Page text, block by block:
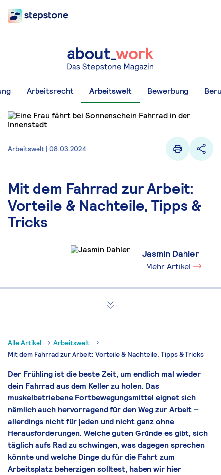
Arbeitsrecht Arbeitswelt Bewerbung
Arbeitswelt | 08.03.2024
Mit dem Fahrrad zur Arbeit:
Vorteile & Nachteile, Tipps &
Tricks
Jasmin Dahler
Mehr Artikel
Alle Artikel
Arbeitswelt
Mit dem Fahrrad zur Arbeit: Vorteile & Nachteile, Tipps & Tricks
Der Frühling ist die beste Zeit, um endlich mal wieder
dein Fahrrad aus dem Keller zu holen. Das
muskelbetriebene Fortbewegungsmittel eignet sich
nämlich auch hervorragend für den Weg zur Arbeit –
allerdings nicht für jeden und nicht ganz ohne
Herausforderungen. Welche guten Gründe es gibt, sich
täglich aufs Rad zu schwingen, was dagegen sprechen
könnte und welche Dinge du für die Fahrt zum
Arbeitsplatz beherzigen solltest, haben wir hier